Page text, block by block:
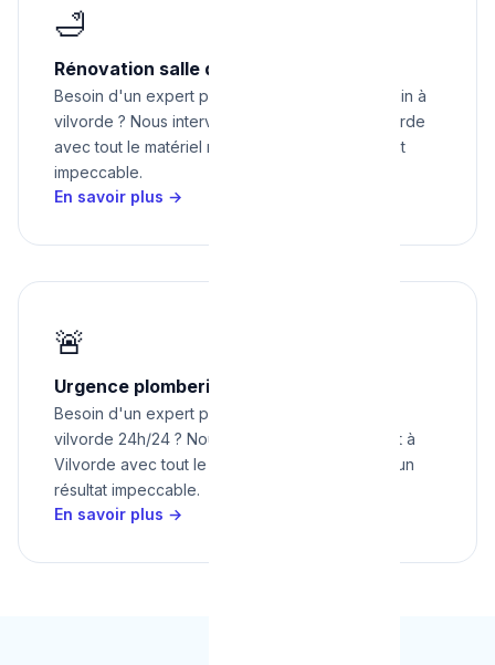
🛁
Rénovation salle de bain à Vilvorde
Besoin d'un expert pour rénovation salle de bain à
vilvorde ? Nous intervenons rapidement à Vilvorde
avec tout le matériel nécessaire pour un résultat
impeccable.
En savoir plus →
🚨
Urgence plomberie à Vilvorde 24h/24
Besoin d'un expert pour urgence plomberie à
vilvorde 24h/24 ? Nous intervenons rapidement à
Vilvorde avec tout le matériel nécessaire pour un
résultat impeccable.
En savoir plus →